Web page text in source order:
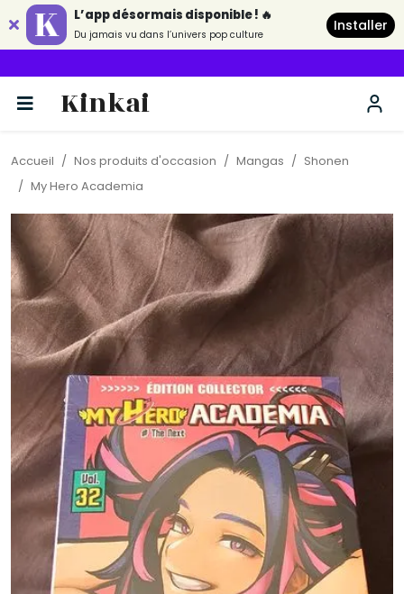
L’app désormais disponible ! 🔥
Du jamais vu dans l’univers pop culture
Installer
Kinkai
Accueil Nos produits d'occasion Mangas
Shonen
My Hero Academia